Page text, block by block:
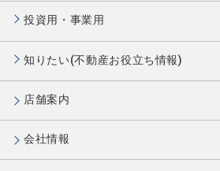
投資用・事業用
知りたい(不動産お役立ち情報)
店舗案内
会社情報